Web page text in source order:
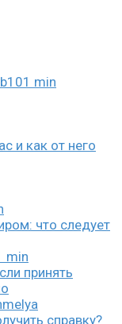
и как от него
что следует
принять
справку?